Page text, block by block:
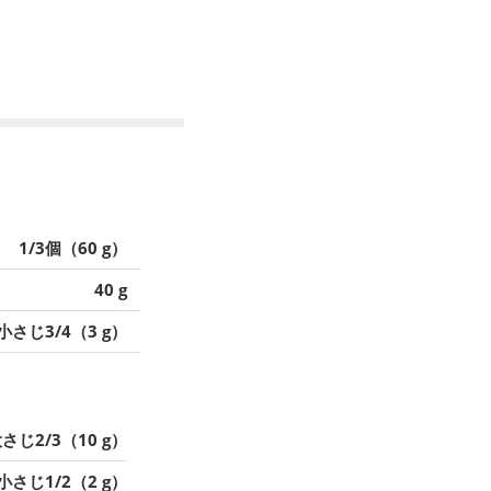
1/3個（60 g）
40 g
さじ3/4（3 g）
じ2/3（10 g）
さじ1/2（2 g）